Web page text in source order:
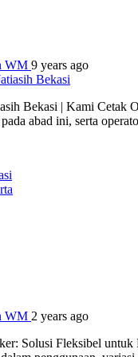
WM 9 years ago
Bekasi | Kami Cetak
abad ini, serta
WM 2 years ago
Solusi Fleksibel